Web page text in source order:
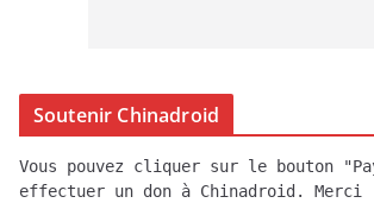
Soutenir Chinadroid
Vous pouvez cliquer sur le bouton
effectuer un don à Chinadroid. Merci